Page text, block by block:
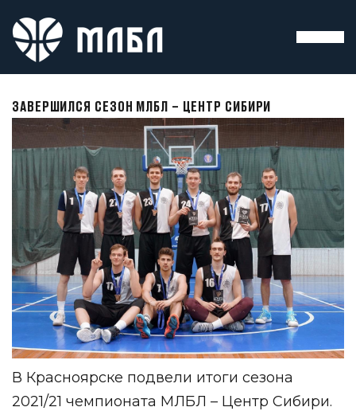
ЗАВЕРШИЛСЯ СЕЗОН МЛБЛ – ЦЕНТР СИБИРИ
В Красноярске подвели итоги сезона
2021/21 чемпионата МЛБЛ – Центр Сибири.